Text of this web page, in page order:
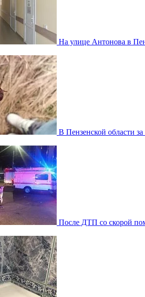
На улице Антонова в
В Пензенской области
После ДТП со скорой